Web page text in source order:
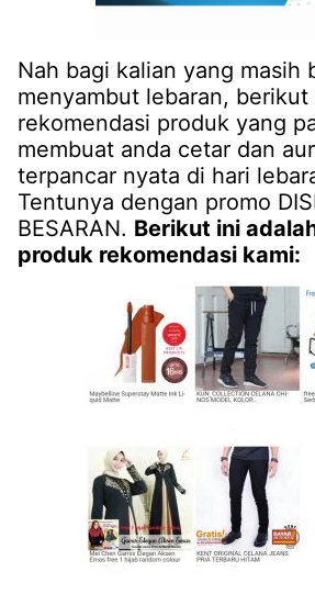
Nah bagi kalian yang masih
menyambut lebaran, berikut
rekomendasi produk yang
membuat anda cetar dan
terpancar nyata di hari
Tentunya dengan promo
BESARAN. Berikut ini
produk rekomendasi kami: